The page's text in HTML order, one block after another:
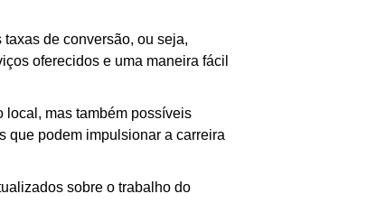
de conversão, ou seja,
oferecidos e uma maneira fácil
local, mas também possíveis
que podem impulsionar a carreira
sobre o trabalho do